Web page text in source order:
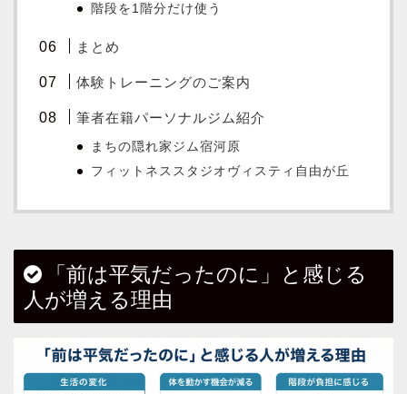
階段を1階分だけ使う
まとめ
体験トレーニングのご案内
筆者在籍パーソナルジム紹介
まちの隠れ家ジム宿河原
フィットネススタジオヴィスティ自由が丘
「前は平気だったのに」と感じる
人が増える理由